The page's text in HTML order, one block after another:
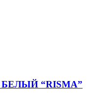
БЕЛЫЙ “RISMA”